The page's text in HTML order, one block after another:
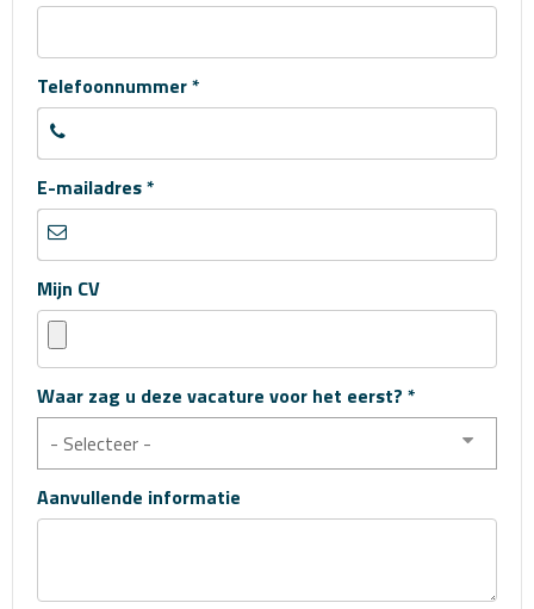
Telefoonnummer *
E-mailadres *
Mijn CV
Waar zag u deze vacature voor het eerst? *
- Selecteer -
Aanvullende informatie